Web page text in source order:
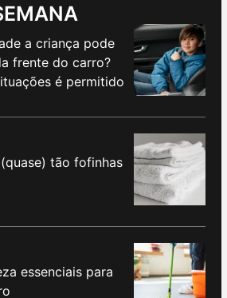
a criança pode
frente do carro?
é permitido
tão fofinhas
essenciais para